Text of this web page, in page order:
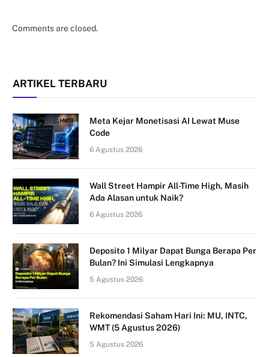
Comments are closed.
ARTIKEL TERBARU
Meta Kejar Monetisasi AI Lewat Muse
Code
6 Agustus 2026
Wall Street Hampir All-Time High, Masih
Ada Alasan untuk Naik?
6 Agustus 2026
Deposito 1 Milyar Dapat Bunga Berapa Per
Bulan? Ini Simulasi Lengkapnya
5 Agustus 2026
Rekomendasi Saham Hari Ini: MU, INTC,
WMT (5 Agustus 2026)
5 Agustus 2026